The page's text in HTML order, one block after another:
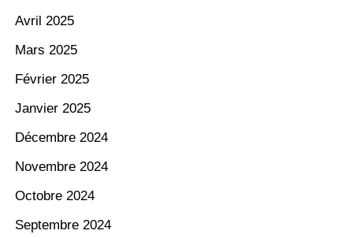
Avril 2025
Mars 2025
Février 2025
Janvier 2025
Décembre 2024
Novembre 2024
Octobre 2024
Septembre 2024